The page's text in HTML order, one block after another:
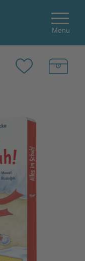
Menu